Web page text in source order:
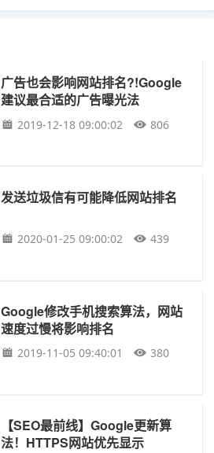
广告也会影响网站排名?!Google
建议最合适的广告曝光法
2019-12-18 09:00:02 806
发送垃圾信有可能降低网站排名
2020-01-25 09:00:02 439
Google修改手机搜索算法，网站
速度过慢将影响排名
2019-11-05 09:40:01 380
【SEO最前线】Google更新算
法！HTTPS网站优先显示